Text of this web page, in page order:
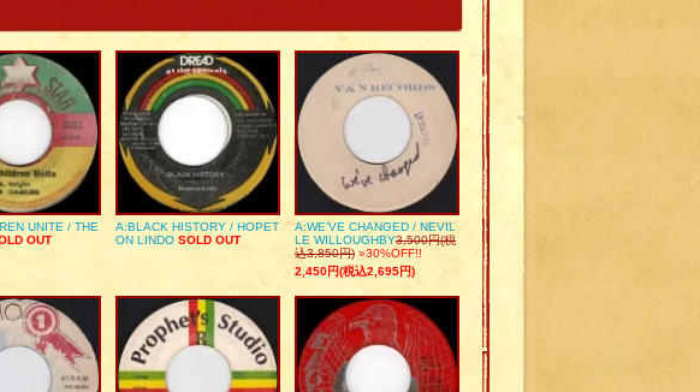
UNITE / THE
OUT
A:BLACK HISTORY / HOPET
ON LINDO SOLD OUT
A:WE’VE CHANGED / NEVIL
LE WILLOUGHBY3,500円(税
込3,850円) »30%OFF!!
2,450円(税込2,695円)